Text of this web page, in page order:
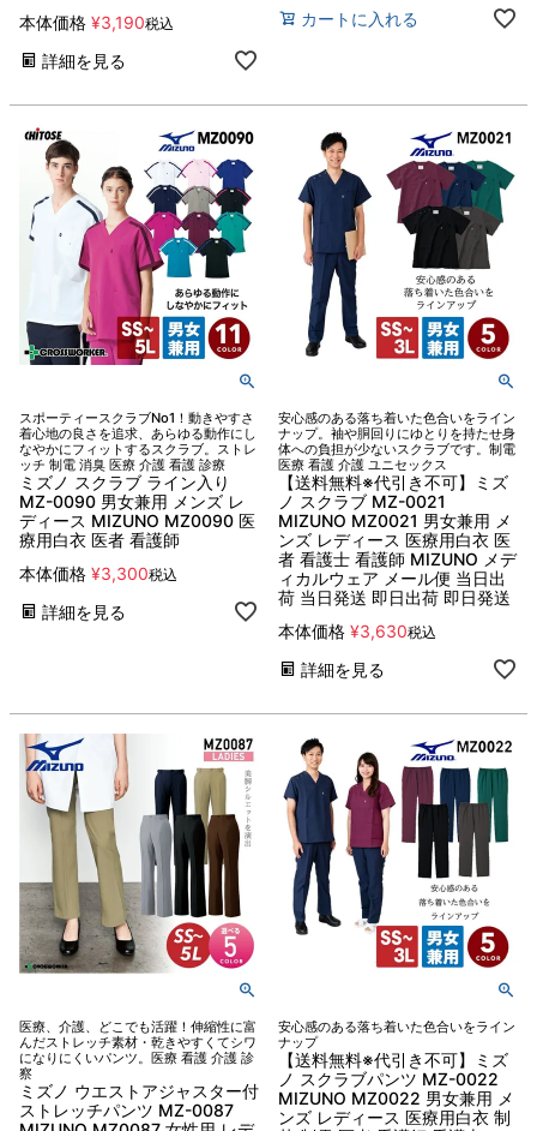
本体価格 ¥3,190税込
詳細を見る
カートに入れる
スポーティースクラブNo1！動きやすさ
着心地の良さを追求、あらゆる動作にし
なやかにフィットするスクラブ。ストレ
ッチ 制電 消臭 医療 介護 看護 診療
ミズノ スクラブ ライン入り
MZ-0090 男女兼用 メンズ レ
ディース MIZUNO MZ0090 医
療用白衣 医者 看護師
本体価格 ¥3,300税込
詳細を見る
安心感のある落ち着いた色合いをライン
ナップ。袖や胴回りにゆとりを持たせ身
体への負担が少ないスクラブです。制電
医療 看護 介護 ユニセックス
【送料無料※代引き不可】ミズ
ノ スクラブ MZ-0021
MIZUNO MZ0021 男女兼用 メ
ンズ レディース 医療用白衣 医
者 看護士 看護師 MIZUNO メデ
ィカルウェア メール便 当日出
荷 当日発送 即日出荷 即日発送
本体価格 ¥3,630税込
詳細を見る
医療、介護、どこでも活躍！伸縮性に富
んだストレッチ素材・乾きやすくてシワ
になりにくいパンツ。医療 看護 介護 診
察
ミズノ ウエストアジャスター付
ストレッチパンツ MZ-0087
安心感のある落ち着いた色合いをライン
ナップ
【送料無料※代引き不可】ミズ
ノ スクラブパンツ MZ-0022
MIZUNO MZ0022 男女兼用 メ
ンズ レディース 医療用白衣 制